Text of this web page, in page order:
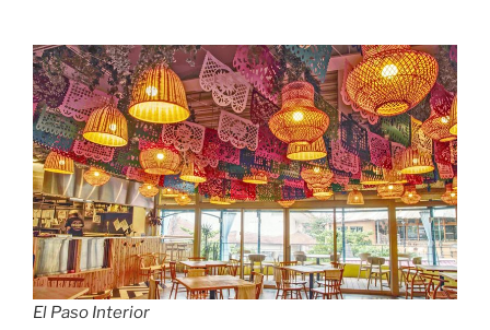
El Paso Interior